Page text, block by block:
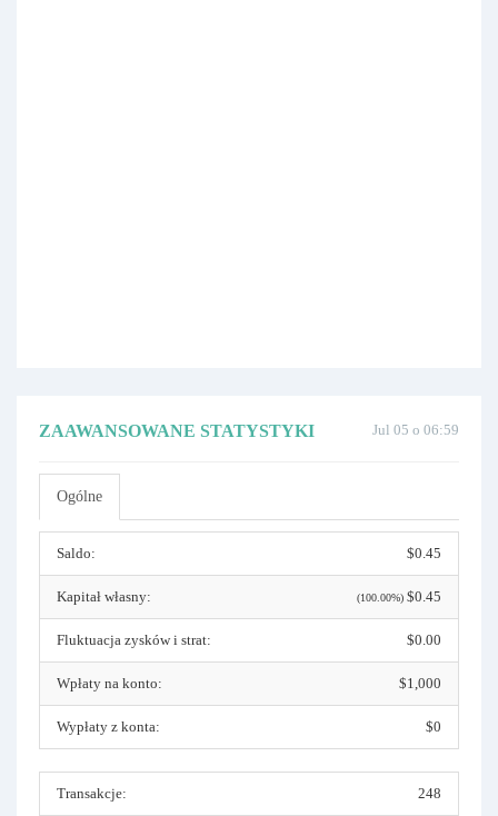
Jul 05 o 06:59
ZAAWANSOWANE STATYSTYKI
Ogólne
Saldo: $0.45
Kapitał własny: (100.00%) $0.45
Fluktuacja zysków i strat: $0.00
Wpłaty na konto: $1,000
Wypłaty z konta: $0
Transakcje: 248